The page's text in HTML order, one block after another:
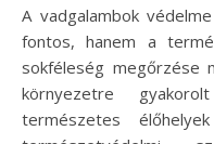
A vadgalambok
fontos, hanem a
sokféleség megőrzése
környezetre
természetes